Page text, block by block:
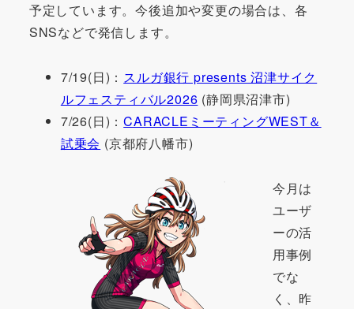
予定しています。今後追加や変更の場合は、各
SNSなどで発信します。
7/19(日)： スルガ銀行 presents 沼津サイク
ルフェスティバル2026 (静岡県沼津市)
7/26(日)：CARACLEミーティングWEST＆
試乗会 (京都府八幡市)
今月は
ユーザ
ーの活
用事例
でな
く、昨